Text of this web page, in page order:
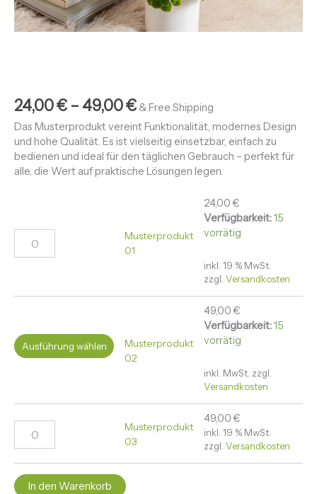
24,00€– 49,00€ & Free Shipping
Das Musterprodukt vereint Funktionalität, modernes Design
und hohe Qualität. Es ist vielseitig einsetzbar, einfach zu
bedienen und ideal für den täglichen Gebrauch – perfekt für
alle, die Wert auf praktische Lösungen legen.
Musterprodukt
01
24,00€
Verfügbarkeit:15
vorrätig
inkl. 19 % MwSt.
zzgl. Versandkosten
Ausführung wählen
Musterprodukt
02
49,00€
Verfügbarkeit:15
vorrätig
inkl. MwSt. zzgl.
Versandkosten
Musterprodukt
03
49,00€
inkl. 19 % MwSt.
zzgl. Versandkosten
In den Warenkorb